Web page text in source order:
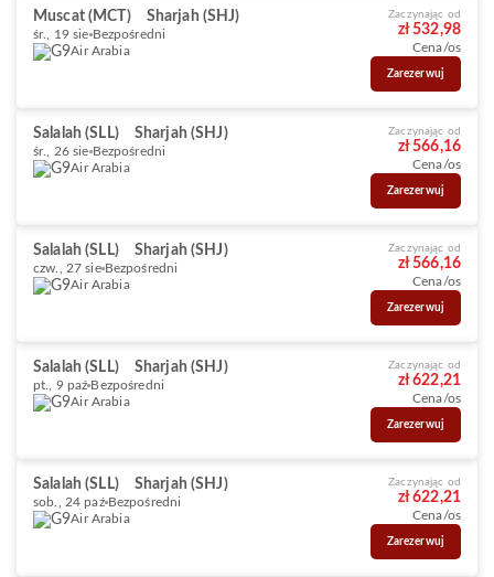
Muscat (MCT) Sharjah (SHJ)
śr., 19 sie Bezpośredni
Air Arabia
Zaczynając od
zł 532,98
Cena/os
Zarezerwuj
Salalah (SLL) Sharjah (SHJ)
śr., 26 sie Bezpośredni
Air Arabia
Zaczynając od
zł 566,16
Cena/os
Zarezerwuj
Salalah (SLL) Sharjah (SHJ)
czw., 27 sie Bezpośredni
Air Arabia
Zaczynając od
zł 566,16
Cena/os
Zarezerwuj
Salalah (SLL) Sharjah (SHJ)
pt., 9 paź Bezpośredni
Air Arabia
Zaczynając od
zł 622,21
Cena/os
Zarezerwuj
Salalah (SLL) Sharjah (SHJ)
sob., 24 paź Bezpośredni
Air Arabia
Zaczynając od
zł 622,21
Cena/os
Zarezerwuj